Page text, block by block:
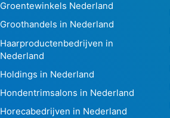
Groentewinkels Nederland
Groothandels in Nederland
Haarproductenbedrijven in
Nederland
Holdings in Nederland
Hondentrimsalons in Nederland
Horecabedrijven in Nederland